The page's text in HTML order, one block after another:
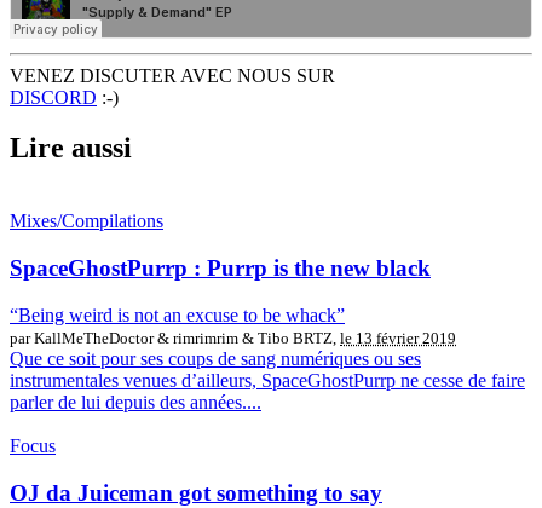
VENEZ DISCUTER AVEC NOUS SUR
DISCORD :-)
Lire aussi
Mixes/Compilations
SpaceGhostPurrp : Purrp is the new black
“Being weird is not an excuse to be whack”
par KallMeTheDoctor & rimrimrim & Tibo BRTZ, le 13 février 2019
Que ce soit pour ses coups de sang numériques ou ses
instrumentales venues d’ailleurs, SpaceGhostPurrp ne cesse de faire
parler de lui depuis des années....
Focus
OJ da Juiceman got something to say